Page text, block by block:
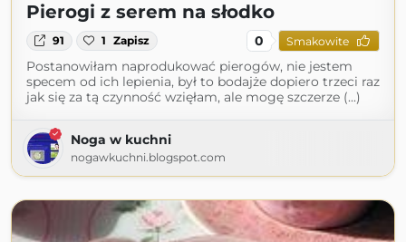
Pierogi z serem na słodko
91 1 Zapisz 0 Smakowite
Postanowiłam naprodukować pierogów, nie jestem
specem od ich lepienia, był to bodajże dopiero trzeci raz
jak się za tą czynność wzięłam, ale mogę szczerze (...)
Noga w kuchni
nogawkuchni.blogspot.com